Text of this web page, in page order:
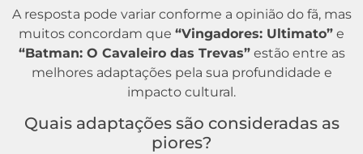
A resposta pode variar conforme a opinião do fã, mas
muitos concordam que “Vingadores: Ultimato” e
“Batman: O Cavaleiro das Trevas”estão entre as
melhores adaptações pela sua profundidade e
impacto cultural.
Quais adaptações são consideradas as
piores?